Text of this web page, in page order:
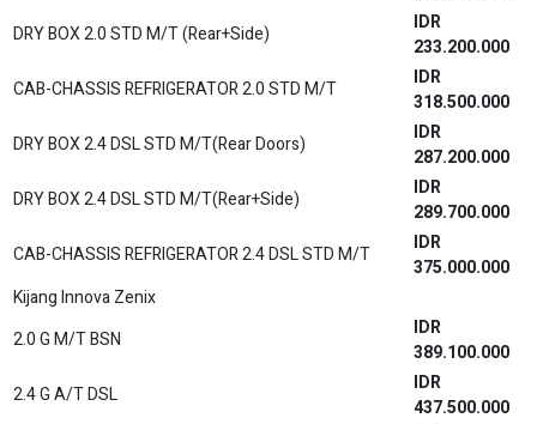
DRY BOX 2.0 STD M/T (Rear+Side)
IDR
233.200.000
CAB-CHASSIS REFRIGERATOR 2.0 STD M/T
IDR
318.500.000
DRY BOX 2.4 DSL STD M/T(Rear Doors)
IDR
287.200.000
DRY BOX 2.4 DSL STD M/T(Rear+Side)
IDR
289.700.000
CAB-CHASSIS REFRIGERATOR 2.4 DSL STD M/T
IDR
375.000.000
Kijang Innova Zenix
2.0 G M/T BSN
IDR
389.100.000
2.4 G A/T DSL
IDR
437.500.000